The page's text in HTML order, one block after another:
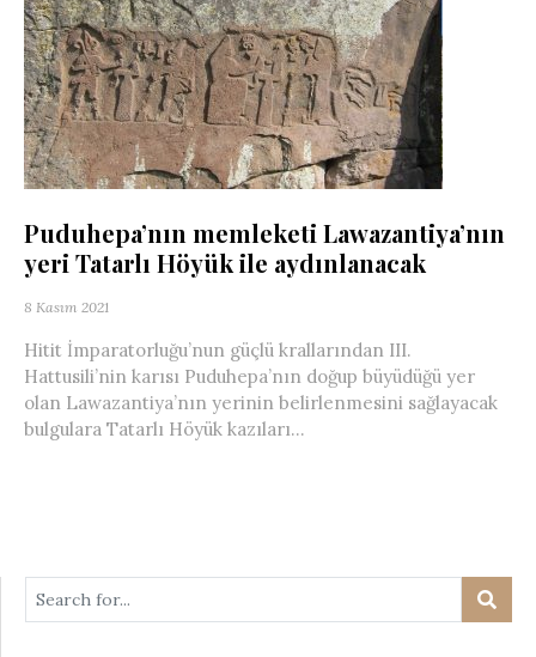
Puduhepa’nın memleketi Lawazantiya’nın
yeri Tatarlı Höyük ile aydınlanacak
8 Kasım 2021
Hitit İmparatorluğu’nun güçlü krallarından III.
Hattusili’nin karısı Puduhepa’nın doğup büyüdüğü yer
olan Lawazantiya’nın yerinin belirlenmesini sağlayacak
bulgulara Tatarlı Höyük kazıları...